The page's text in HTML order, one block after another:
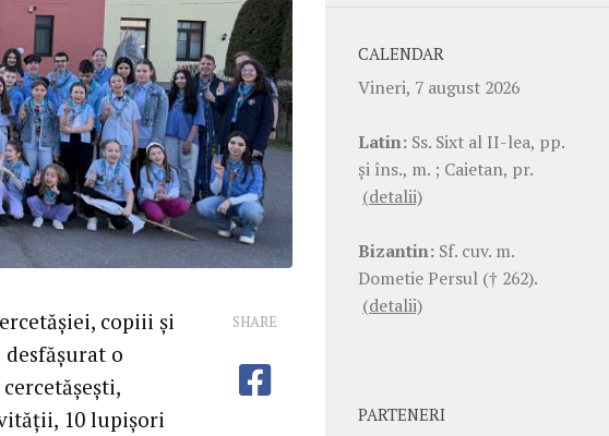
copiii și
o
10 lupișori
SHARE
CALENDAR
Vineri, 7 august 2026
Latin: Ss. Sixt al II-lea, pp.
şi îns., m. ; Caietan, pr.
(detalii)
Bizantin: Sf. cuv. m.
Dometie Persul († 262).
(detalii)
PARTENERI